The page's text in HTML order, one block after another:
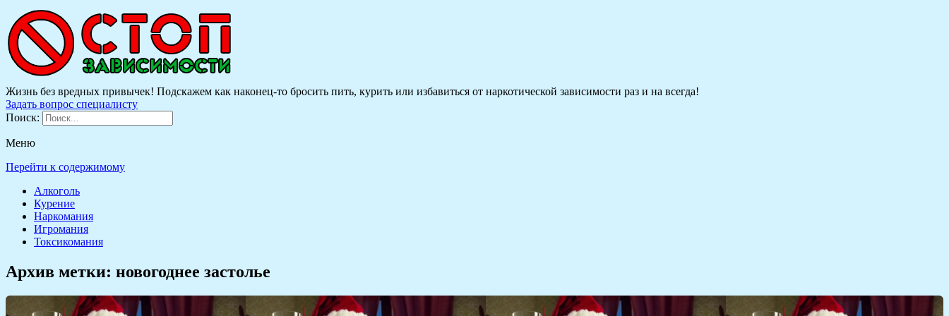
Жизнь без вредных привычек! Подскажем как наконец-то бросить пить, курить или избавиться от наркотической зависимости раз и на всегда!
Задать вопрос специалисту
Поиск:
Меню
Перейти к содержимому
Алкоголь
Курение
Наркомания
Игромания
Токсикомания
Архив метки: новогоднее застолье